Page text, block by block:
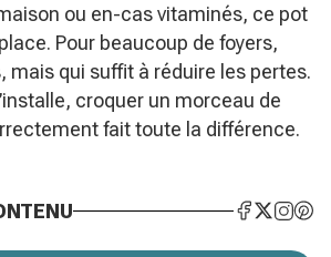
ou en-cas vitaminés, ce pot
Pour beaucoup de foyers,
mais qui suffit à réduire les pertes.
croquer un morceau de
fait toute la différence.